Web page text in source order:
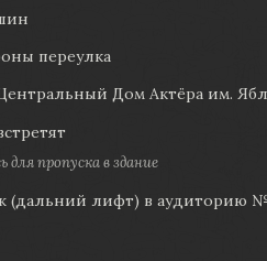
переулка
Дом Актёра им.
пропуска в здание
(дальний лифт) в аудиторию